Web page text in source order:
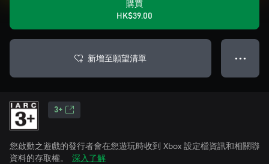
購買
HK$39.00
新增至願望清單 ● ● ●
3+
您啟動之遊戲的發行者會在您遊玩時收到 Xbox 設定檔資訊和相關聯
資料的存取權。
深入了解